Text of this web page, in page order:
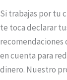
Si trabajas por tu
te toca declarar
recomendaciones
en cuenta para
dinero. Nuestro
declarar
tus
taxes
si
eres